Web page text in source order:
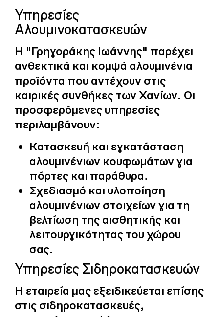
Υπηρεσίες
Αλουμινοκατασκευών
Η "Γρηγοράκης Ιωάννης" παρέχει
ανθεκτικά και κομψά αλουμινένια
προϊόντα που αντέχουν στις
καιρικές συνθήκες των Χανίων. Οι
προσφερόμενες υπηρεσίες
περιλαμβάνουν:
Κατασκευή και εγκατάσταση
αλουμινένιων κουφωμάτων για
πόρτες και παράθυρα.
Σχεδιασμό και υλοποίηση
αλουμινένιων στοιχείων για τη
βελτίωση της αισθητικής και
λειτουργικότητας του χώρου
σας.
Υπηρεσίες Σιδηροκατασκευών
Η εταιρεία μας εξειδικεύεται επίσης
στις σιδηροκατασκευές,